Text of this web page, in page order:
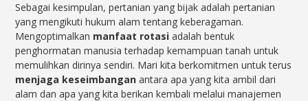
Sebagai kesimpulan, pertanian yang bijak adalah pertanian
yang mengikuti hukum alam tentang keberagaman.
Mengoptimalkan manfaat rotasi adalah bentuk
penghormatan manusia terhadap kemampuan tanah untuk
memulihkan dirinya sendiri. Mari kita berkomitmen untuk terus
menjaga keseimbangan antara apa yang kita ambil dari
alam dan apa yang kita berikan kembali melalui manajemen